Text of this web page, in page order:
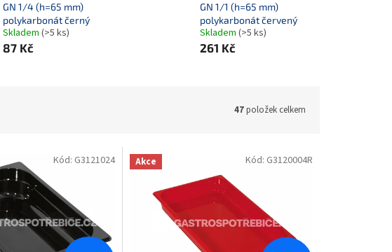
GN 1/4 (h=65 mm)
polykarbonát černý
Skladem (>5 ks)
87 Kč
GN 1/1 (h=65 mm)
polykarbonát červený
Skladem (>5 ks)
261 Kč
47položek celkem
Kód: G3121024 Akce Kód: G3120004R